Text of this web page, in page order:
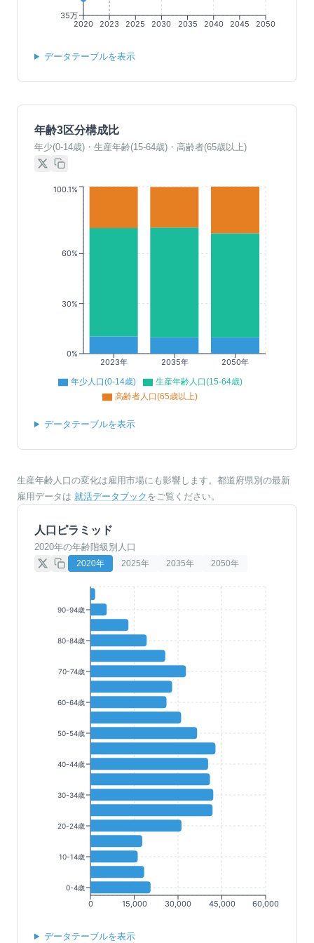
2020 2023 2025 2030 2035 2040 2045 2050
35万
データテーブルを表示
年齢3区分構成比
年少(0-14歳)・生産年齢(15-64歳)・高齢者(65歳以上)
2023年 2035年 2050年
0%
30%
60%
100.1%
年少人口(0-14歳)
生産年齢人口(15-64歳)
高齢者人口(65歳以上)
データテーブルを表示
生産年齢人口の変化は雇用市場にも影響します。都道府県別の最新
雇用データは 就活データブック をご覧ください。
人口ピラミッド
2020年の年齢階級別人口
2020年 2025年 2035年 2050年
0 15,000 30,000 45,000 60,000
90-94歳
80-84歳
70-74歳
60-64歳
50-54歳
40-44歳
30-34歳
20-24歳
10-14歳
0-4歳
データテーブルを表示